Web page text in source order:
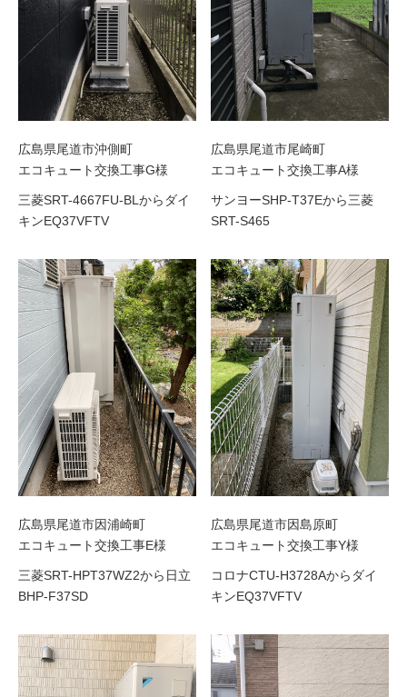
広島県尾道市沖側町
エコキュート交換工事G様
三菱SRT-4667FU-BLからダイ
キンEQ37VFTV
広島県尾道市尾崎町
エコキュート交換工事A様
サンヨーSHP-T37Eから三菱
SRT-S465
広島県尾道市因浦崎町
エコキュート交換工事E様
三菱SRT-HPT37WZ2から日立
BHP-F37SD
広島県尾道市因島原町
エコキュート交換工事Y様
コロナCTU-H3728Aからダイ
キンEQ37VFTV